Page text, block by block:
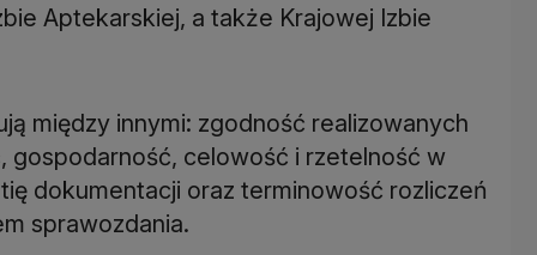
Aptekarskiej, a także Krajowej Izbie
między innymi: zgodność realizowanych
gospodarność, celowość i rzetelność w
dokumentacji oraz terminowość rozliczeń
sprawozdania.